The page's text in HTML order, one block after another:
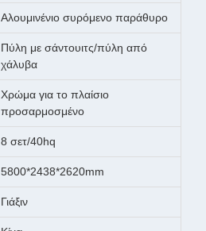
Αλουμινένιο συρόμενο παράθυρο
Πύλη με σάντουιτς/πύλη από
χάλυβα
Χρώμα για το πλαίσιο
προσαρμοσμένο
8 σετ/40hq
5800*2438*2620mm
Γιάξιν